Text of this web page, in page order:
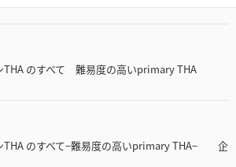
THA のすべて 難易度の高いprimary THA
THA のすべて−難易度の高いprimary THA− 企